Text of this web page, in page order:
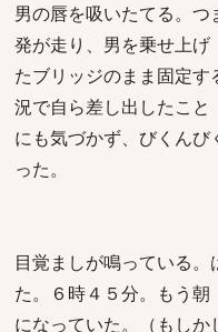
男の唇を吸いたてる。
発が走り、男を乗せ上げ
たブリッジのまま固定
況で自ら差し出したこと
にも気づかず、びくん
った。
目覚ましが鳴っている
た。６時４５分。もう朝
になっていた。（もし